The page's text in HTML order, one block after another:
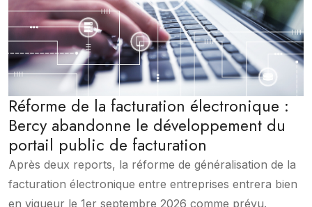
Réforme de la facturation électronique :
Bercy abandonne le développement du
portail public de facturation
Après deux reports, la réforme de généralisation de la
facturation électronique entre entreprises entrera bien
en vigueur le 1er septembre 2026 comme prévu.